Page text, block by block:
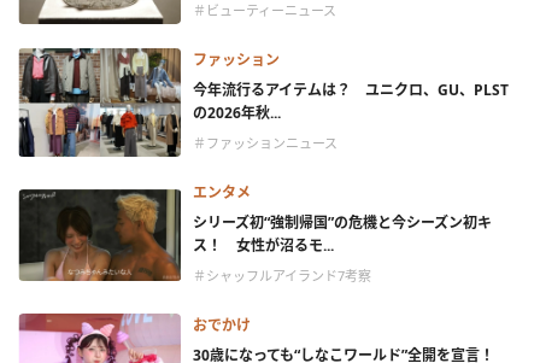
＃ビューティーニュース
ファッション
今年流行るアイテムは？ ユニクロ、GU、PLST
の2026年秋...
＃ファッションニュース
エンタメ
シリーズ初“強制帰国”の危機と今シーズン初キ
ス！ 女性が沼るモ...
＃シャッフルアイランド7考察
おでかけ
30歳になっても“しなこワールド”全開を宣言！